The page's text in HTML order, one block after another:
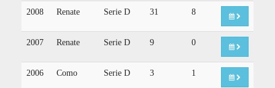
2008 Renate Serie D 31 8
2007 Renate Serie D 9 0
2006 Como Serie D 3 1